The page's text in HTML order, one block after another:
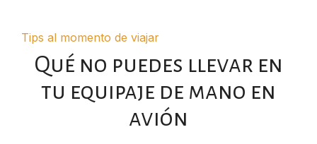
Tips al momento de viajar
Qué no puedes llevar en
tu equipaje de mano en
avión